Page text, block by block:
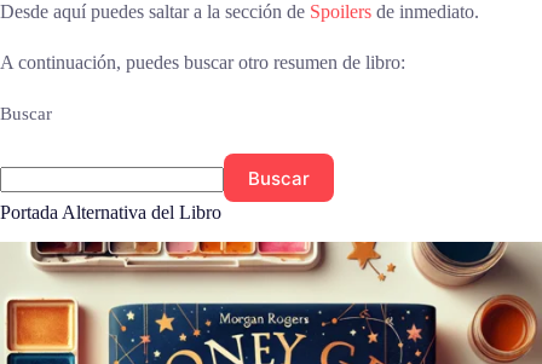
Desde aquí puedes saltar a la sección de Spoilers de inmediato.
A continuación, puedes buscar otro resumen de libro:
Buscar
Buscar
Portada Alternativa del Libro